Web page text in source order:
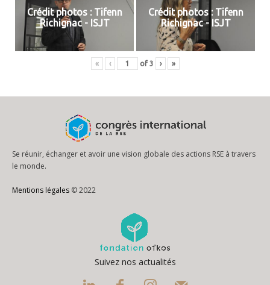
Crédit photos : Tifenn
Richignac - ISJT
Crédit photos : Tifenn
Richignac - ISJT
« ‹ of 3 › »
Se réunir, échanger et avoir une vision globale des actions RSE à travers
le monde.
Mentions légales © 2022
Suivez nos actualités